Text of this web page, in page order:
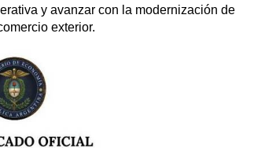
y avanzar con la modernización de
exterior.